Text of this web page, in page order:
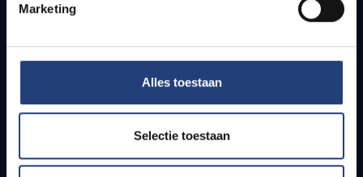
Marketing
Alles toestaan
Selectie toestaan
Studenten
PhD-studenten
Leerkrachten en secundaire scholen